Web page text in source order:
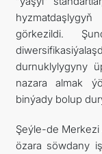
görkezildi.
durnuklylygyny
nazara almak
binýady bolup
Şeýle-de
özara söwdany